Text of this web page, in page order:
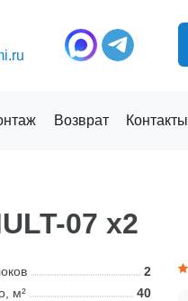
Возврат Контакты
07 x2
2
м²
40